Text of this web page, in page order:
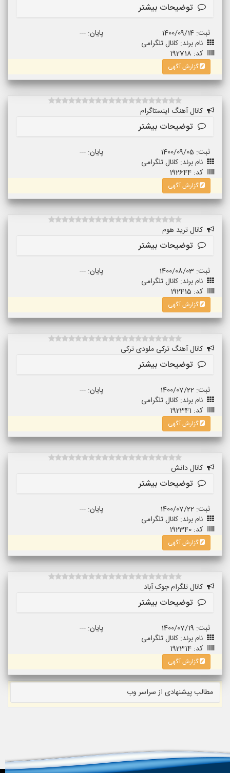
توضیحات بیشتر
ثبت: 1400/09/14
پایان: ---
نام برند: کانال تلگرامی
کد: 192718
گزارش آگهی
کانال آهنگ اینستاگرام
توضیحات بیشتر
ثبت: 1400/09/05
پایان: ---
نام برند: کانال تلگرامی
کد: 192644
گزارش آگهی
کانال ترید هوم
توضیحات بیشتر
ثبت: 1400/08/03
پایان: ---
نام برند: کانال تلگرامی
کد: 192415
گزارش آگهی
کانال آهنگ ترکی ملودی ترکی
توضیحات بیشتر
ثبت: 1400/07/22
پایان: ---
نام برند: کانال تلگرامی
کد: 192341
گزارش آگهی
کانال دانش
توضیحات بیشتر
ثبت: 1400/07/22
پایان: ---
نام برند: کانال تلگرامی
کد: 192340
گزارش آگهی
کانال تلگرام جوک آباد
توضیحات بیشتر
ثبت: 1400/07/19
پایان: ---
نام برند: کانال تلگرامی
کد: 192314
گزارش آگهی
مطالب پیشنهادی از سراسر وب